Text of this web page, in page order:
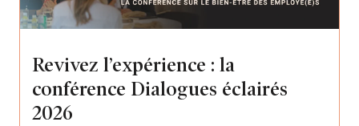
Revivez l’expérience : la
conférence Dialogues éclairés
2026